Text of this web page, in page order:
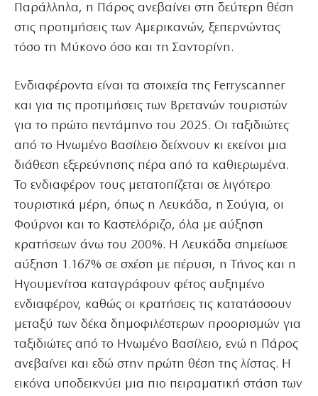
Παράλληλα, η Πάρος ανεβαίνει στη δεύτερη θέση
στις προτιμήσεις των Αμερικανών, ξεπερνώντας
τόσο τη Μύκονο όσο και τη Σαντορίνη.
Ενδιαφέροντα είναι τα στοιχεία της Ferryscanner
και για τις προτιμήσεις των Βρετανών τουριστών
για το πρώτο πεντάμηνο του 2025. Οι ταξιδιώτες
από το Ηνωμένο Βασίλειο δείχνουν κι εκείνοι μια
διάθεση εξερεύνησης πέρα από τα καθιερωμένα.
Το ενδιαφέρον τους μετατοπίζεται σε λιγότερο
τουριστικά μέρη, όπως η Λευκάδα, η Σούγια, οι
Φούρνοι και το Καστελόριζο, όλα με αύξηση
κρατήσεων άνω του 200%. Η Λευκάδα σημείωσε
αύξηση 1.167% σε σχέση με πέρυσι, η Τήνος και η
Ηγουμενίτσα καταγράφουν φέτος αυξημένο
ενδιαφέρον, καθώς οι κρατήσεις τις κατατάσσουν
μεταξύ των δέκα δημοφιλέστερων προορισμών για
ταξιδιώτες από το Ηνωμένο Βασίλειο, ενώ η Πάρος
ανεβαίνει και εδώ στην πρώτη θέση της λίστας. Η
εικόνα υποδεικνύει μια πιο πειραματική στάση των